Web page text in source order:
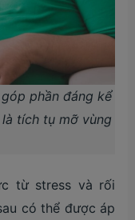
phần đáng kể
tích tụ mỡ vùng
từ stress và rối
có thể được áp